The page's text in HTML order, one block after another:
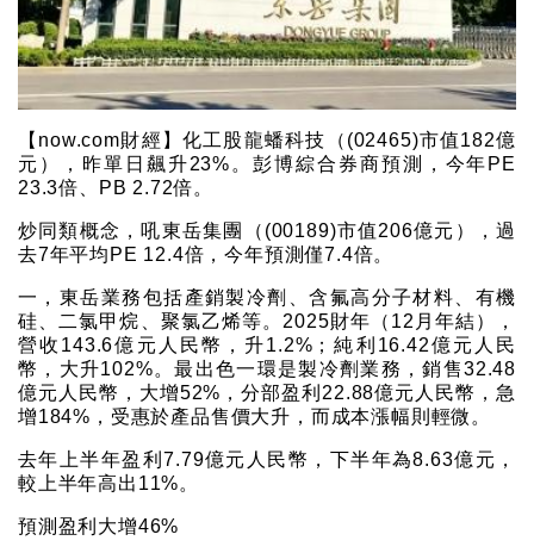
【now.com財經】化工股龍蟠科技（(02465)市值182億
元），昨單日飆升23%。彭博綜合券商預測，今年PE
23.3倍、PB 2.72倍。
炒同類概念，吼東岳集團（(00189)市值206億元），過
去7年平均PE 12.4倍，今年預測僅7.4倍。
一，東岳業務包括產銷製冷劑、含氟高分子材料、有機
硅、二氯甲烷、聚氯乙烯等。2025財年（12月年結），
營收143.6億元人民幣，升1.2%；純利16.42億元人民
幣，大升102%。最出色一環是製冷劑業務，銷售32.48
億元人民幣，大增52%，分部盈利22.88億元人民幣，急
增184%，受惠於產品售價大升，而成本漲幅則輕微。
去年上半年盈利7.79億元人民幣，下半年為8.63億元，
較上半年高出11%。
預測盈利大增46%